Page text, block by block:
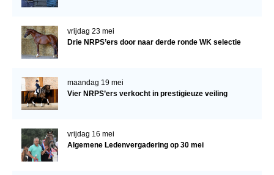
vrijdag 23 mei
Drie NRPS’ers door naar derde ronde WK selectie
maandag 19 mei
Vier NRPS’ers verkocht in prestigieuze veiling
vrijdag 16 mei
Algemene Ledenvergadering op 30 mei